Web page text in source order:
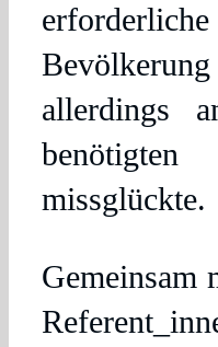
allerdings
benötigten
missglückte.
Gemeinsam